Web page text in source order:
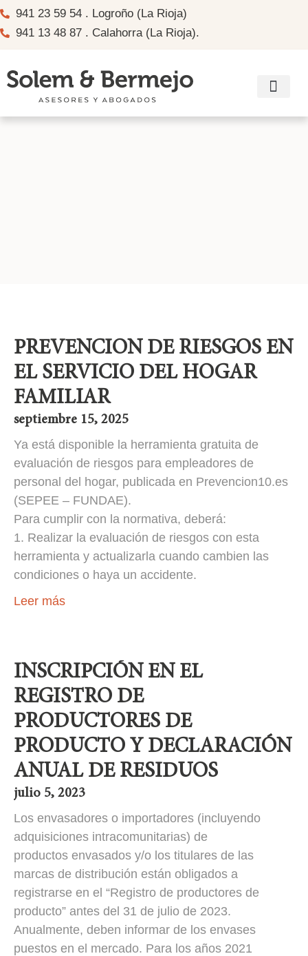
941 23 59 54 . Logroño (La Rioja)
941 13 48 87 . Calahorra (La Rioja).
PREVENCION DE RIESGOS EN
EL SERVICIO DEL HOGAR
FAMILIAR
septiembre 15, 2025
Ya está disponible la herramienta gratuita de
evaluación de riesgos para empleadores de
personal del hogar, publicada en Prevencion10.es
(SEPEE – FUNDAE).
Para cumplir con la normativa, deberá:
1. Realizar la evaluación de riesgos con esta
herramienta y actualizarla cuando cambien las
condiciones o haya un accidente.
Leer más
INSCRIPCIÓN EN EL
REGISTRO DE
PRODUCTORES DE
PRODUCTO Y DECLARACIÓN
ANUAL DE RESIDUOS
julio 5, 2023
Los envasadores o importadores (incluyendo
adquisiciones intracomunitarias) de
productos envasados y/o los titulares de las
marcas de distribución están obligados a
registrarse en el “Registro de productores de
producto” antes del 31 de julio de 2023.
Anualmente, deben informar de los envases
puestos en el mercado. Para los años 2021